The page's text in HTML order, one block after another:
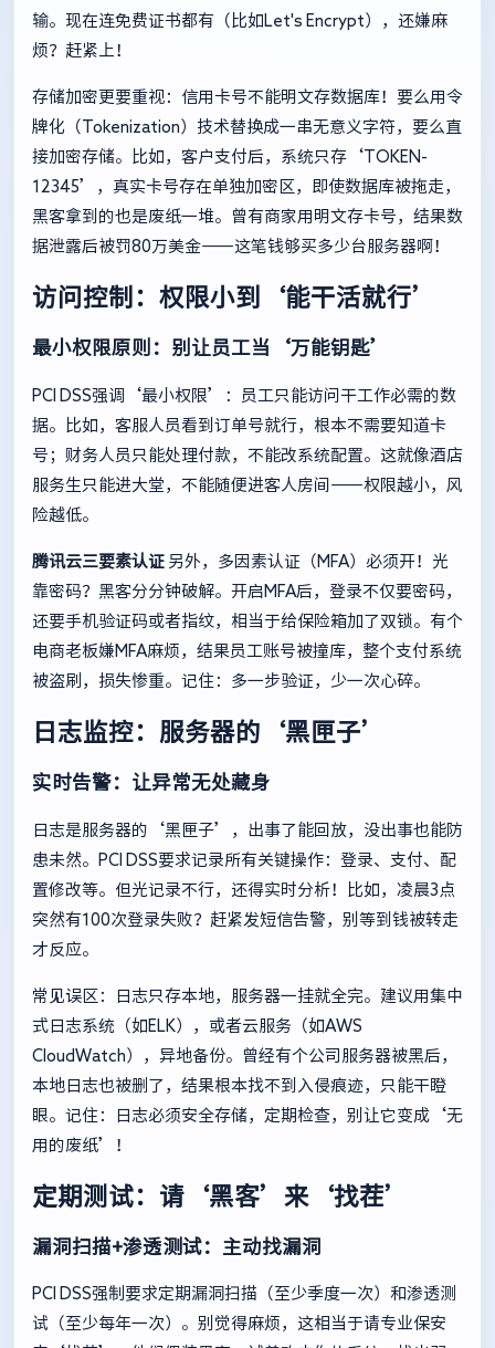
输。现在连免费证书都有（比如Let's Encrypt），还嫌麻
烦？赶紧上！
存储加密更要重视：信用卡号不能明文存数据库！要么用令
牌化（Tokenization）技术替换成一串无意义字符，要么直
接加密存储。比如，客户支付后，系统只存‘TOKEN-
12345’，真实卡号存在单独加密区，即使数据库被拖走，
黑客拿到的也是废纸一堆。曾有商家用明文存卡号，结果数
据泄露后被罚80万美金——这笔钱够买多少台服务器啊！
访问控制：权限小到‘能干活就行’
最小权限原则：别让员工当‘万能钥匙’
PCI DSS强调‘最小权限’：员工只能访问干工作必需的数
据。比如，客服人员看到订单号就行，根本不需要知道卡
号；财务人员只能处理付款，不能改系统配置。这就像酒店
服务生只能进大堂，不能随便进客人房间——权限越小，风
险越低。
腾讯云三要素认证 另外，多因素认证（MFA）必须开！光
靠密码？黑客分分钟破解。开启MFA后，登录不仅要密码，
还要手机验证码或者指纹，相当于给保险箱加了双锁。有个
电商老板嫌MFA麻烦，结果员工账号被撞库，整个支付系统
被盗刷，损失惨重。记住：多一步验证，少一次心碎。
日志监控：服务器的‘黑匣子’
实时告警：让异常无处藏身
日志是服务器的‘黑匣子’，出事了能回放，没出事也能防
患未然。PCI DSS要求记录所有关键操作：登录、支付、配
置修改等。但光记录不行，还得实时分析！比如，凌晨3点
突然有100次登录失败？赶紧发短信告警，别等到钱被转走
才反应。
常见误区：日志只存本地，服务器一挂就全完。建议用集中
式日志系统（如ELK），或者云服务（如AWS
CloudWatch），异地备份。曾经有个公司服务器被黑后，
本地日志也被删了，结果根本找不到入侵痕迹，只能干瞪
眼。记住：日志必须安全存储，定期检查，别让它变成‘无
用的废纸’！
定期测试：请‘黑客’来‘找茬’
漏洞扫描+渗透测试：主动找漏洞
PCI DSS强制要求定期漏洞扫描（至少季度一次）和渗透测
试（至少每年一次）。别觉得麻烦，这相当于请专业保安